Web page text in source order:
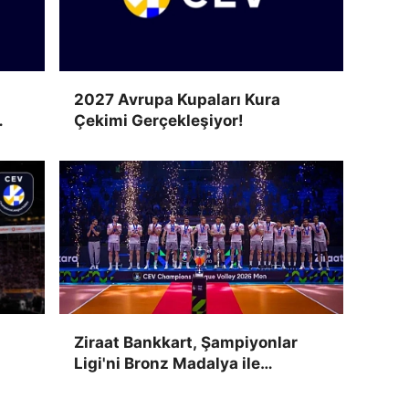
2027 Avrupa Kupaları Kura
Çekimi Gerçekleşiyor!
Ziraat Bankkart, Şampiyonlar
Ligi'ni Bronz Madalya ile